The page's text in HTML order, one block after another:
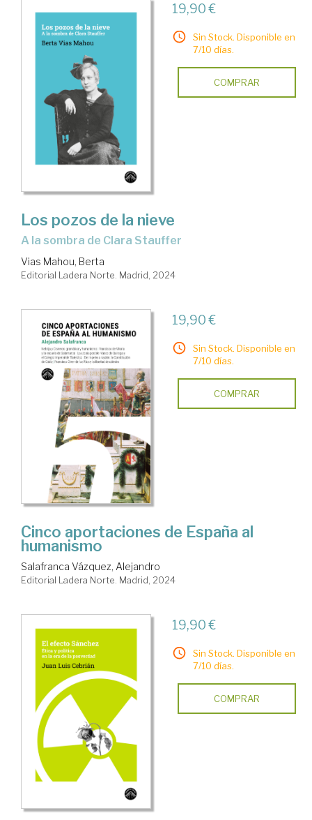
19,90 €
Sin Stock. Disponible en
7/10 días.
COMPRAR
Los pozos de la nieve
a la sombra de Clara Stauffer
Vias Mahou, Berta
Editorial Ladera Norte. Madrid, 2024
19,90 €
Sin Stock. Disponible en
7/10 días.
COMPRAR
Cinco aportaciones de España al
humanismo
Salafranca Vázquez, Alejandro
Editorial Ladera Norte. Madrid, 2024
19,90 €
Sin Stock. Disponible en
7/10 días.
COMPRAR